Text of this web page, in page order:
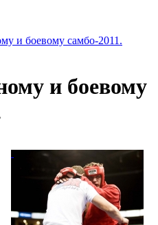
и боевому самбо-2011.
и боевому